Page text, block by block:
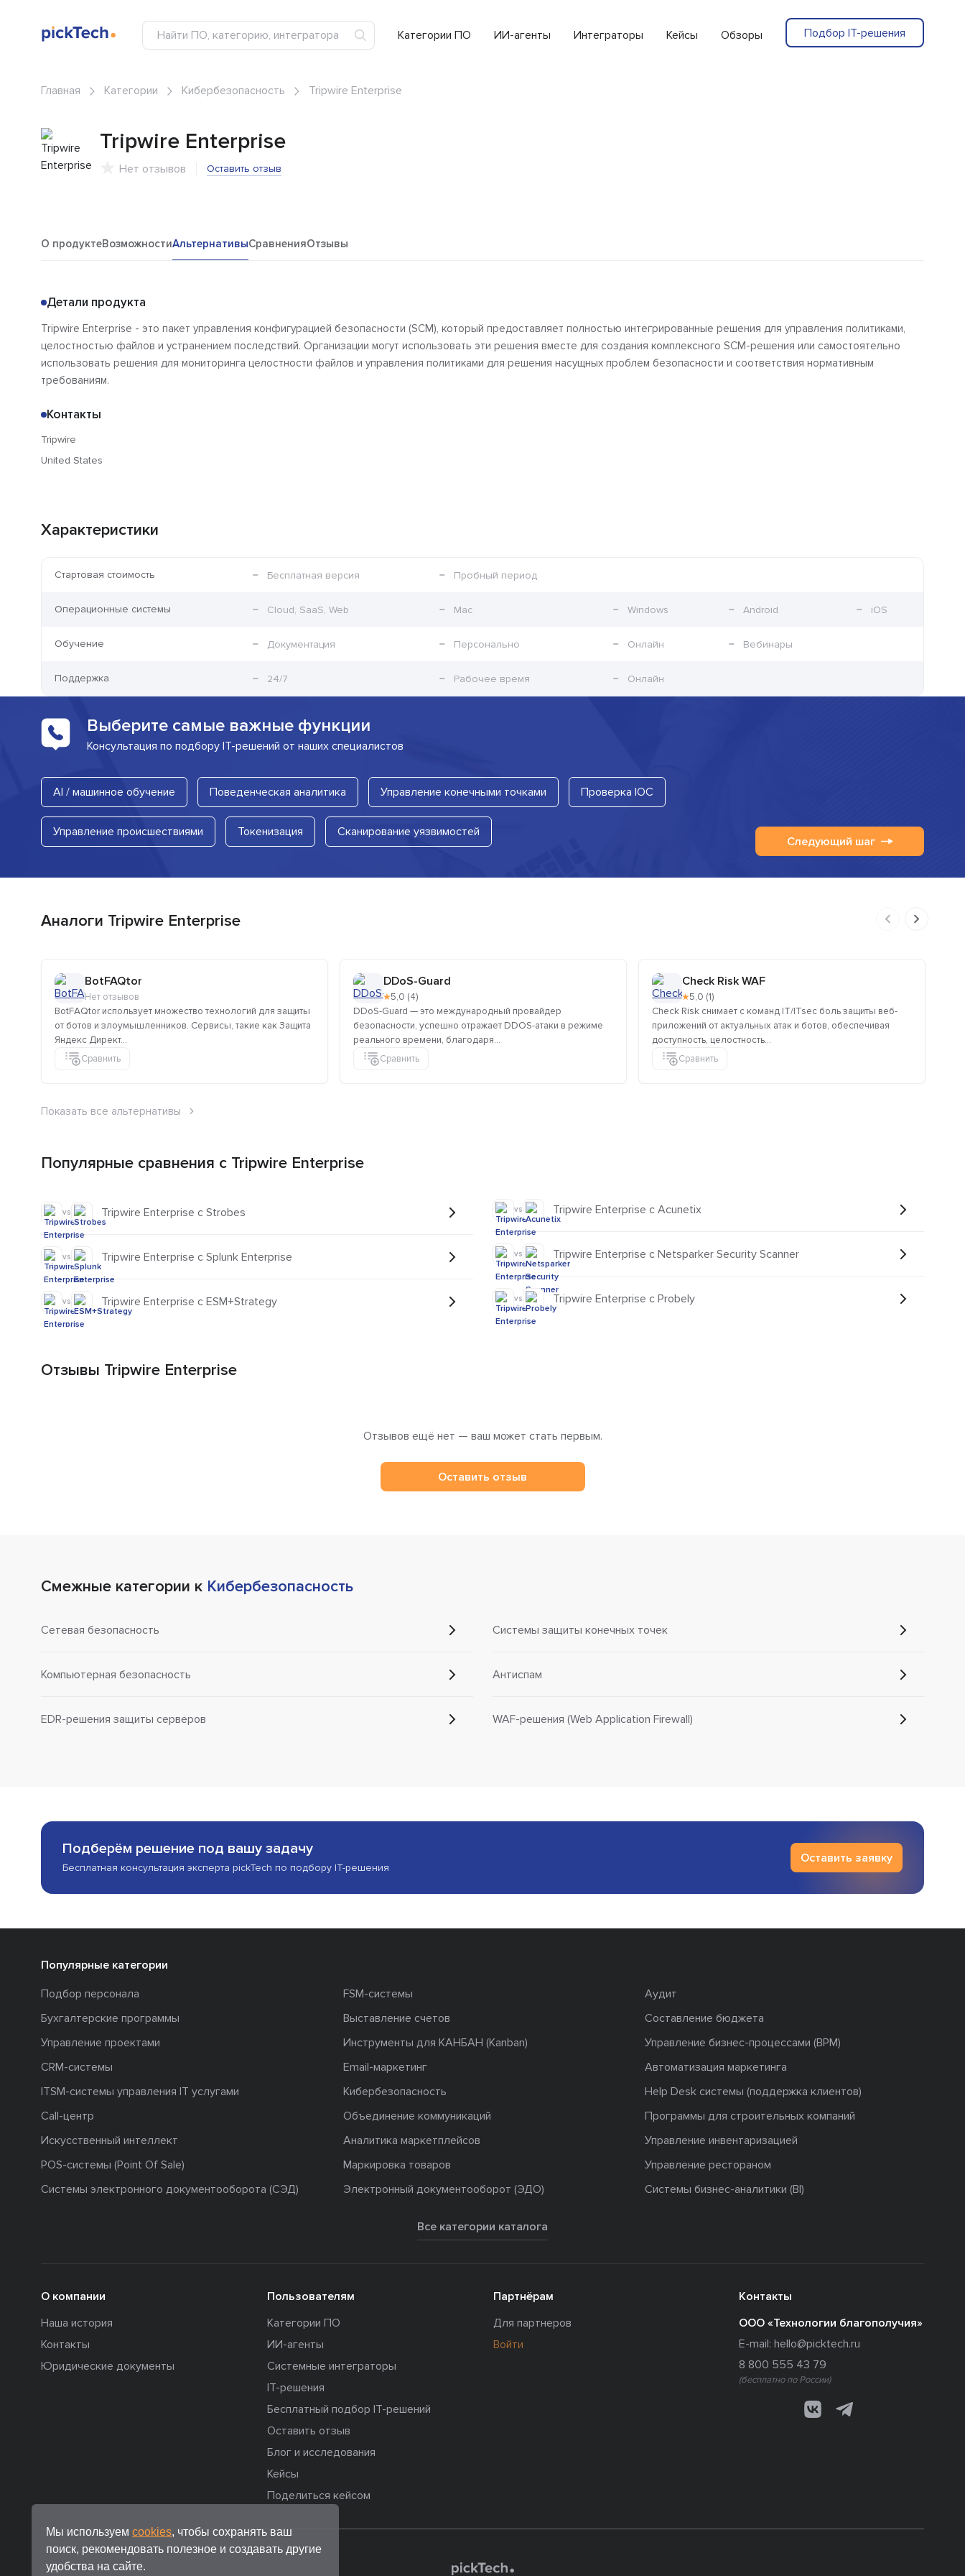
Категории ПО ИИ-агенты Интеграторы Кейсы Обзоры Подбор IT-решения
Главная Категории Кибербезопасность Tripwire Enterprise
Tripwire Enterprise
Нет отзывов Оставить отзыв
О продуктеВозможностиАльтернативыСравненияОтзывы
Детали продукта
Tripwire Enterprise - это пакет управления конфигурацией безопасности (SCM), который предоставляет полностью интегрированные решения для управления политиками,
целостностью файлов и устранением последствий. Организации могут использовать эти решения вместе для создания комплексного SCM-решения или самостоятельно
использовать решения для мониторинга целостности файлов и управления политиками для решения насущных проблем безопасности и соответствия нормативным
требованиям.
Контакты
Tripwire
United States
Характеристики
Стартовая стоимость Бесплатная версия Пробный период
Операционные системы Cloud, SaaS, Web Mac Windows Android iOS
Обучение Документация Персонально Онлайн Вебинары
Поддержка 24/7 Рабочее время Онлайн
Выберите самые важные функции
Консультация по подбору IT-решений от наших специалистов
AI / машинное обучение Поведенческая аналитика Управление конечными точками Проверка IOC
Управление происшествиями Токенизация Сканирование уязвимостей
Следующий шаг
Аналоги Tripwire Enterprise
BotFAQtor
Нет отзывов
BotFAQtor использует множество технологий для защиты
от ботов и злоумышленников. Сервисы, такие как Защита
Яндекс Директ...
Сравнить
DDoS-Guard
★5,0 (4)
DDoS-Guard — это международный провайдер
безопасности, успешно отражает DDOS-атаки в режиме
реального времени, благодаря...
Сравнить
Check Risk WAF
★5,0 (1)
Check Risk снимает с команд IT/ITsec боль защиты веб-
приложений от актуальных атак и ботов, обеспечивая
доступность, целостность...
Сравнить
Показать все альтернативы
Популярные сравнения с Tripwire Enterprise
vs Tripwire Enterprise с Strobes
vs Tripwire Enterprise с Splunk Enterprise
vs Tripwire Enterprise с ESM+Strategy
vs Tripwire Enterprise с Acunetix
vs Tripwire Enterprise с Netsparker Security Scanner
vs Tripwire Enterprise с Probely
Отзывы Tripwire Enterprise
Отзывов ещё нет — ваш может стать первым.
Оставить отзыв
Смежные категории к Кибербезопасность
Сетевая безопасность
Компьютерная безопасность
EDR-решения защиты серверов
Системы защиты конечных точек
Антиспам
WAF-решения (Web Application Firewall)
Подберём решение под вашу задачу
Бесплатная консультация эксперта pickTech по подбору IT-решения
Оставить заявку
Популярные категории
Подбор персонала
FSM-системы
Аудит
Бухгалтерские программы
Выставление счетов
Составление бюджета
Управление проектами
Инструменты для КАНБАН (Kanban)
Управление бизнес-процессами (BPM)
CRM-системы
Email-маркетинг
Автоматизация маркетинга
ITSM-системы управления IT услугами
Кибербезопасность
Help Desk системы (поддержка клиентов)
Call-центр
Объединение коммуникаций
Программы для строительных компаний
Искусственный интеллект
Аналитика маркетплейсов
Управление инвентаризацией
POS-системы (Point Of Sale)
Маркировка товаров
Управление рестораном
Системы электронного документооборота (СЭД)
Электронный документооборот (ЭДО) Системы бизнес-аналитики (BI)
Все категории каталога
О компании
Наша история
Контакты
Юридические документы
Пользователям
Категории ПО
ИИ-агенты
Системные интеграторы
IT-решения
Бесплатный подбор IT-решений
Оставить отзыв
Блог и исследования
Кейсы
Поделиться кейсом
Партнёрам
Для партнеров
Войти
Контакты
ООО «Технологии благополучия»
E-mail: hello@picktech.ru
8 800 555 43 79
(бесплатно по России)
Мы используем cookies, чтобы сохранять ваш
поиск, рекомендовать полезное и создавать другие
удобства на сайте.